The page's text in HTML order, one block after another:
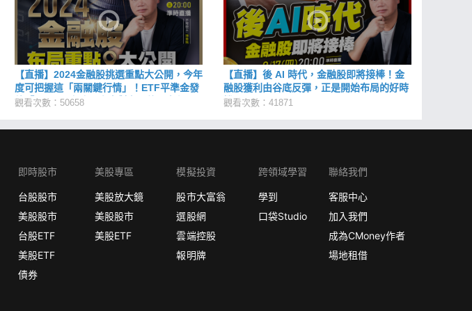
【直播】2024金融股挑選重點大公開，今年
度可把握這「兩關鍵行情」！ETF平準金發
放「4原則」上路，究竟對存股族又有何影
觀看次數：50658
【直播】後 AI 時代，金融股即將接棒！金
融股獲利由谷底反彈，正是開始布局的好時
機？
觀看次數：41871
即時股市
台股股市
美股股市
台股ETF
美股ETF
債券
美股專區
美股放大鏡
美股股市
美股ETF
模擬投資
股市大富翁
選股網
雲端控股
報明牌
跨領域學習
學到
口袋Studio
聯絡我們
客服中心
加入我們
成為CMoney作者
場地租借